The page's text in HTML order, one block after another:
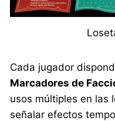
Cada jugador
Marcadores de
usos múltiples en las
señalar efectos